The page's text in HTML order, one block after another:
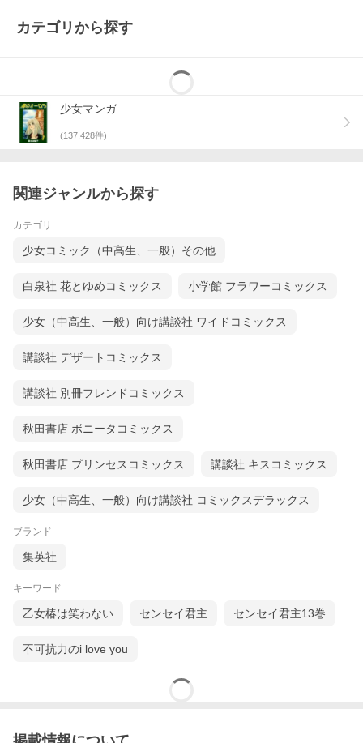
カテゴリから探す
少女マンガ
(137,428件)
関連ジャンルから探す
カテゴリ
少女コミック（中高生、一般）その他
白泉社 花とゆめコミックス 小学館 フラワーコミックス
少女（中高生、一般）向け講談社 ワイドコミックス
講談社 デザートコミックス
講談社 別冊フレンドコミックス
秋田書店 ボニータコミックス
秋田書店 プリンセスコミックス 講談社 キスコミックス
少女（中高生、一般）向け講談社 コミックスデラックス
ブランド
集英社
キーワード
乙女椿は笑わない センセイ君主 センセイ君主13巻
不可抗力のi love you